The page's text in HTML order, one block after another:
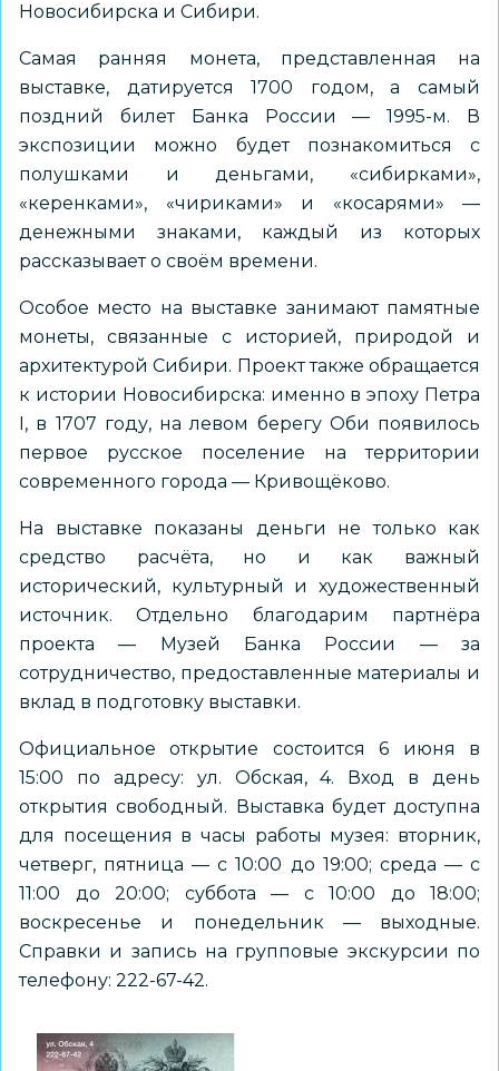
Новосибирска и Сибири.
Самая ранняя монета, представленная на
выставке, датируется 1700 годом, а самый
поздний билет Банка России — 1995-м. В
экспозиции можно будет познакомиться с
полушками и деньгами, «сибирками»,
«керенками», «чириками» и «косарями» —
денежными знаками, каждый из которых
рассказывает о своём времени.
Особое место на выставке занимают памятные
монеты, связанные с историей, природой и
архитектурой Сибири. Проект также обращается
к истории Новосибирска: именно в эпоху Петра
I, в 1707 году, на левом берегу Оби появилось
первое русское поселение на территории
современного города — Кривощёково.
На выставке показаны деньги не только как
средство расчёта, но и как важный
исторический, культурный и художественный
источник. Отдельно благодарим партнёра
проекта — Музей Банка России — за
сотрудничество, предоставленные материалы и
вклад в подготовку выставки.
Официальное открытие состоится 6 июня в
15:00 по адресу: ул. Обская, 4. Вход в день
открытия свободный. Выставка будет доступна
для посещения в часы работы музея: вторник,
четверг, пятница — с 10:00 до 19:00; среда — с
11:00 до 20:00; суббота — с 10:00 до 18:00;
воскресенье и понедельник — выходные.
Справки и запись на групповые экскурсии по
телефону: 222-67-42.